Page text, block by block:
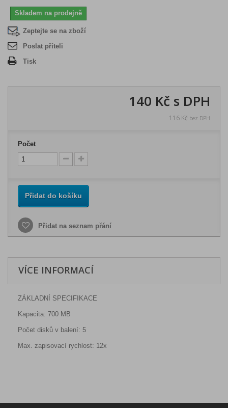
Skladem na prodejně
Zeptejte se na zboží
Poslat příteli
Tisk
140 Kč s DPH
116 Kč bez DPH
Počet
Přidat do košíku
Přidat na seznam přání
VÍCE INFORMACÍ
ZÁKLADNÍ SPECIFIKACE
Kapacita: 700 MB
Počet disků v balení: 5
Max. zapisovací rychlost: 12x